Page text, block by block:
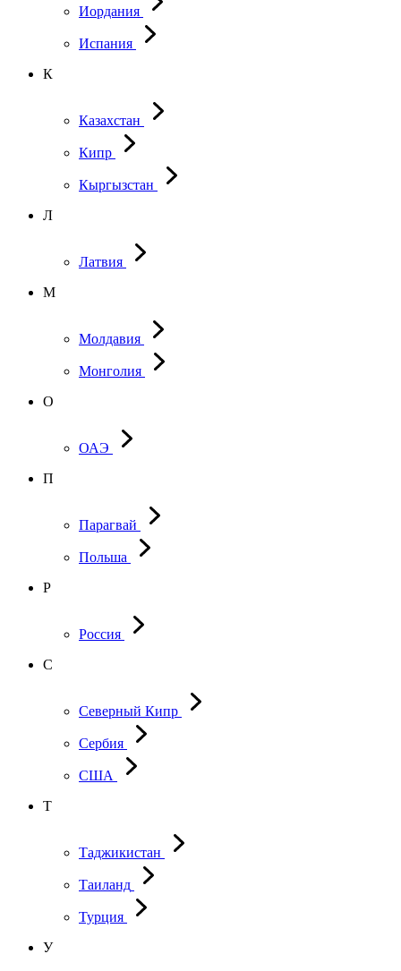
Иордания
Испания
К
Казахстан
Кипр
Кыргызстан
Л
Латвия
М
Молдавия
Монголия
О
ОАЭ
П
Парагвай
Польша
Р
Россия
С
Северный Кипр
Сербия
США
Т
Таджикистан
Таиланд
Турция
У